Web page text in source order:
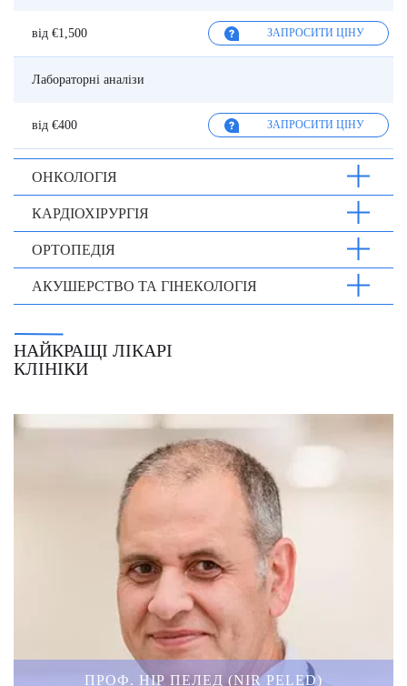
від €1,500 ЗАПРОСИТИ ЦІНУ
Лабораторні аналізи
від €400 ЗАПРОСИТИ ЦІНУ
ОНКОЛОГІЯ
КАРДІОХІРУРГІЯ
ОРТОПЕДІЯ
АКУШЕРСТВО ТА ГІНЕКОЛОГІЯ
НАЙКРАЩІ ЛІКАРІ
КЛІНІКИ
ПРОФ. НІР ПЕЛЕД (NIR PELED)